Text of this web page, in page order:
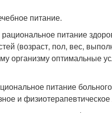
питание.
питание
(возраст, пол, вес,
организму оптимальные
питание
и физиотерапевтическое